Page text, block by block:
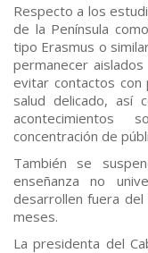
Respecto a los
de la Península
tipo Erasmus o
permanecer
evitar contactos
salud delicado, así
concentración de
También se
enseñanza no
desarrollen fuera
meses.
La presidenta del